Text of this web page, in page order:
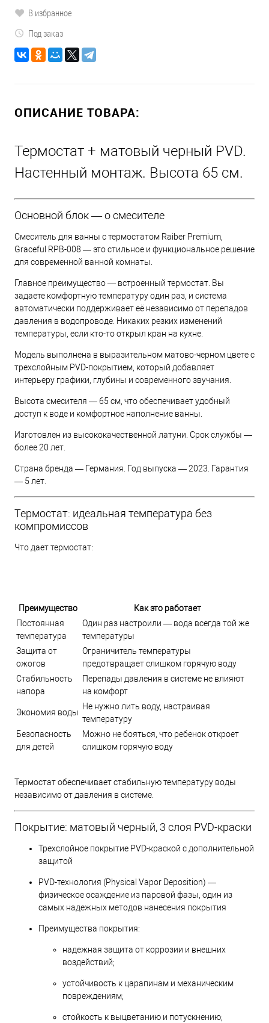
В избранное
Под заказ
ОПИСАНИЕ ТОВАРА:
Термостат + матовый черный PVD.
Настенный монтаж. Высота 65 см.
Основной блок — о смесителе
Смеситель для ванны с термостатом Raiber Premium,
Graceful RPB-008 — это стильное и функциональное решение
для современной ванной комнаты.
Главное преимущество — встроенный термостат. Вы
задаете комфортную температуру один раз, и система
автоматически поддерживает её независимо от перепадов
давления в водопроводе. Никаких резких изменений
температуры, если кто-то открыл кран на кухне.
Модель выполнена в выразительном матово-черном цвете с
трехслойным PVD-покрытием, который добавляет
интерьеру графики, глубины и современного звучания.
Высота смесителя — 65 см, что обеспечивает удобный
доступ к воде и комфортное наполнение ванны.
Изготовлен из высококачественной латуни. Срок службы —
более 20 лет.
Страна бренда — Германия. Год выпуска — 2023. Гарантия
— 5 лет.
Термостат: идеальная температура без
компромиссов
Что дает термостат:
Преимущество
Как это работает
Постоянная
температура
Один раз настроили — вода всегда той же
температуры
Защита от
ожогов
Ограничитель температуры
предотвращает слишком горячую воду
Стабильность
напора
Перепады давления в системе не влияют
на комфорт
Экономия воды
Не нужно лить воду, настраивая
температуру
Безопасность
для детей
Можно не бояться, что ребенок откроет
слишком горячую воду
Термостат обеспечивает стабильную температуру воды
независимо от давления в системе.
Покрытие: матовый черный, 3 слоя PVD-краски
Трехслойное покрытие PVD-краской с дополнительной
защитой
PVD-технология (Physical Vapor Deposition) —
физическое осаждение из паровой фазы, один из
самых надежных методов нанесения покрытия
Преимущества покрытия:
надежная защита от коррозии и внешних
воздействий;
устойчивость к царапинам и механическим
повреждениям;
стойкость к выцветанию и потускнению;